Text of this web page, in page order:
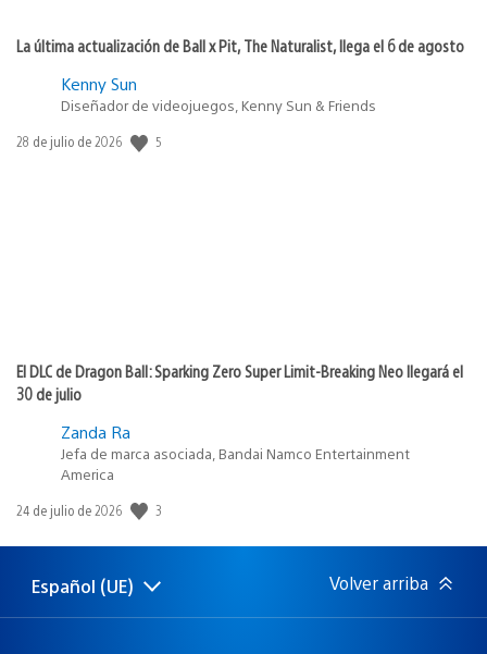
La última actualización de Ball x Pit, The Naturalist, llega el 6 de agosto
Kenny Sun
Diseñador de videojuegos, Kenny Sun & Friends
Fecha
28 de julio de 2026 5
El DLC de Dragon Ball: Sparking Zero Super Limit-Breaking Neo llegará el
30 de julio
Zanda Ra
Jefa de marca asociada, Bandai Namco Entertainment
America
Fecha
publicación:
24 de julio de 2026 3
Selecciona
Región
Español (UE) Volver arriba